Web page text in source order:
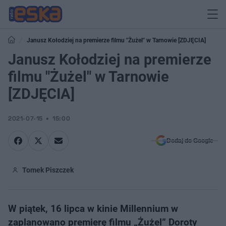
Janusz Kołodziej na premierze filmu "Żużel" w Tarnowie [ZDJĘCIA]
Janusz Kołodziej na premierze
filmu "Żużel" w Tarnowie
[ZDJĘCIA]
2021-07-15 15:00
Dodaj do Google
Tomek Piszczek
W piątek, 16 lipca w kinie Millennium w
zaplanowano premierę filmu „Żużel” Doroty